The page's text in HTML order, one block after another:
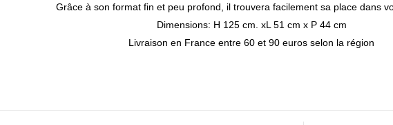
Grâce à son format fin et peu profond, il trouvera facilement sa place dans
Dimensions: H 125 cm. xL 51 cm x P 44 cm
Livraison en France entre 60 et 90 euros selon la région